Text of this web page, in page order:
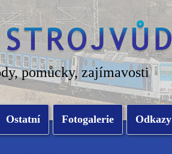
pomůcky, zajímavosti
Ostatní Fotogalerie Odkazy